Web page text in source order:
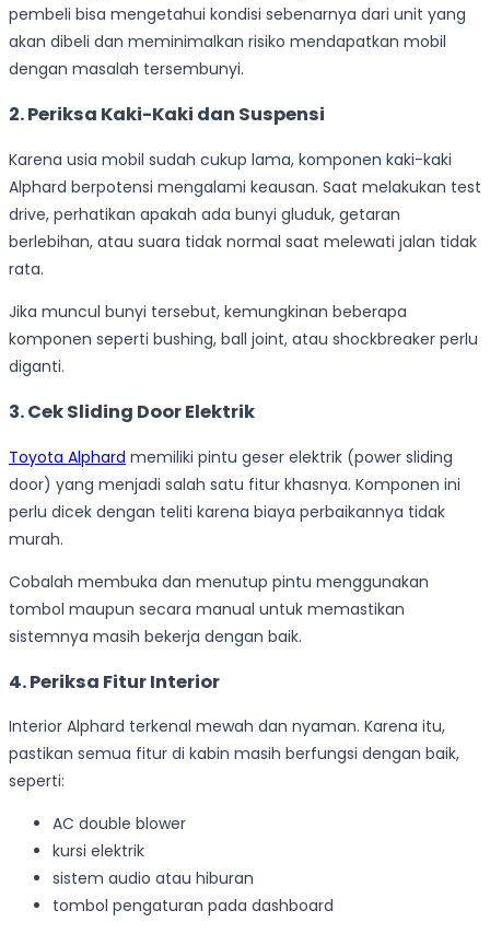
pembeli bisa mengetahui kondisi sebenarnya dari unit yang
akan dibeli dan meminimalkan risiko mendapatkan mobil
dengan masalah tersembunyi.
2. Periksa Kaki-Kaki dan Suspensi
Karena usia mobil sudah cukup lama, komponen kaki-kaki
Alphard berpotensi mengalami keausan. Saat melakukan test
drive, perhatikan apakah ada bunyi gluduk, getaran
berlebihan, atau suara tidak normal saat melewati jalan tidak
rata.
Jika muncul bunyi tersebut, kemungkinan beberapa
komponen seperti bushing, ball joint, atau shockbreaker perlu
diganti.
3. Cek Sliding Door Elektrik
Toyota Alphard memiliki pintu geser elektrik (power sliding
door) yang menjadi salah satu fitur khasnya. Komponen ini
perlu dicek dengan teliti karena biaya perbaikannya tidak
murah.
Cobalah membuka dan menutup pintu menggunakan
tombol maupun secara manual untuk memastikan
sistemnya masih bekerja dengan baik.
4. Periksa Fitur Interior
Interior Alphard terkenal mewah dan nyaman. Karena itu,
pastikan semua fitur di kabin masih berfungsi dengan baik,
seperti:
AC double blower
kursi elektrik
sistem audio atau hiburan
tombol pengaturan pada dashboard